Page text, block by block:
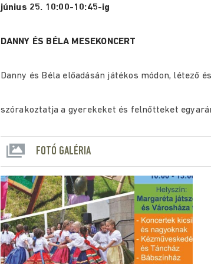
június 25. 10:00-10:45-ig
DANNY ÉS BÉLA MESEKONCERT
Danny és Béla előadásán játékos módon, létező
szórakoztatja a gyerekeket és felnőtteket
FOTÓ GALÉRIA